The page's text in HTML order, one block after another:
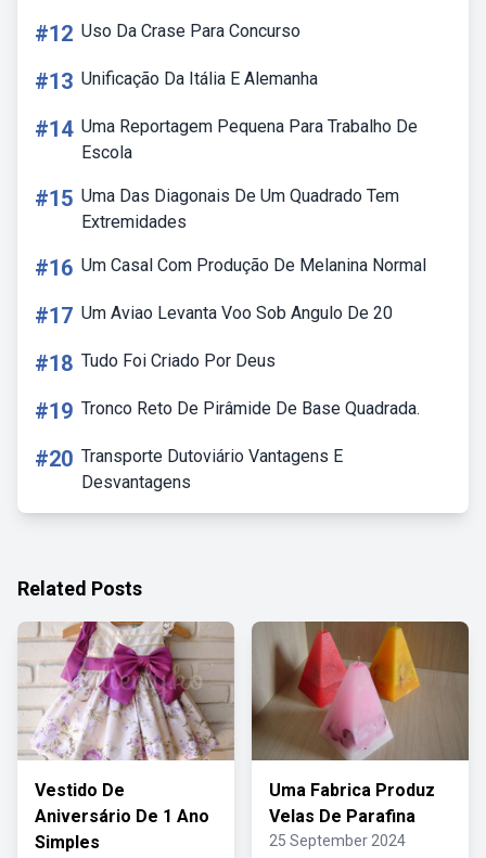
#12 Uso Da Crase Para Concurso
#13 Unificação Da Itália E Alemanha
#14 Uma Reportagem Pequena Para Trabalho De
Escola
#15 Uma Das Diagonais De Um Quadrado Tem
Extremidades
#16 Um Casal Com Produção De Melanina Normal
#17 Um Aviao Levanta Voo Sob Angulo De 20
#18 Tudo Foi Criado Por Deus
#19 Tronco Reto De Pirâmide De Base Quadrada.
#20 Transporte Dutoviário Vantagens E
Desvantagens
Related Posts
Vestido De
Aniversário De 1 Ano
Simples
Uma Fabrica Produz
Velas De Parafina
25 September 2024